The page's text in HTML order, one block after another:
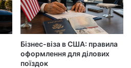
Бізнес-віза в США: правила
оформлення для ділових
поїздок